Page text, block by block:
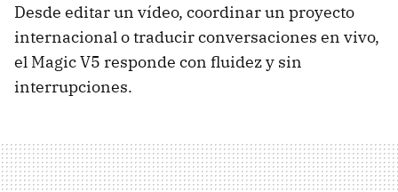
Desde editar un vídeo, coordinar un proyecto
internacional o traducir conversaciones en vivo,
el Magic V5 responde con fluidez y sin
interrupciones.